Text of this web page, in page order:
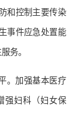
和控制主要传染
事件应急处置能
务。
。加强基本医疗
强妇科（妇女保